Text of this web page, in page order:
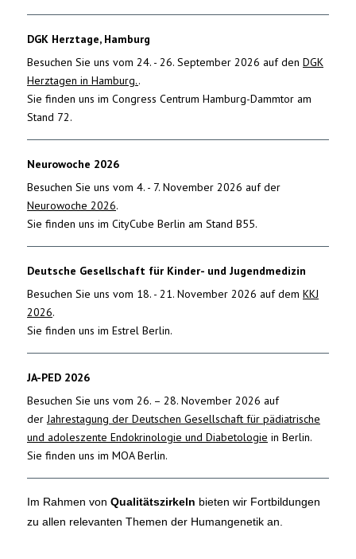
DGK Herztage, Hamburg
Besuchen Sie uns vom 24. - 26. September 2026 auf den DGK
Herztagen in Hamburg..
Sie finden uns im Congress Centrum Hamburg-Dammtor am
Stand 72.
Neurowoche 2026
Besuchen Sie uns vom 4. - 7. November 2026 auf der
Neurowoche 2026.
Sie finden uns im CityCube Berlin am Stand B55.
Deutsche Gesellschaft für Kinder- und Jugendmedizin
Besuchen Sie uns vom 18. - 21. November 2026 auf dem KKJ
2026.
Sie finden uns im Estrel Berlin.
JA-PED 2026
Besuchen Sie uns vom 26. – 28. November 2026 auf
derJahrestagung der Deutschen Gesellschaft für pädiatrische
und adoleszente Endokrinologie und Diabetologie in Berlin.
Sie finden uns im MOA Berlin.
Im Rahmen von Qualitätszirkeln bieten wir Fortbildungen
zu allen relevanten Themen der Humangenetik an.